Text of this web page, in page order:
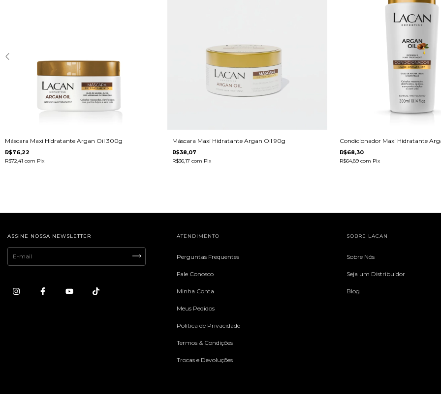
Máscara Maxi Hidratante Argan Oil 300g
R$76,22
R$72,41 com Pix
Máscara Maxi Hidratante Argan Oil 90g
R$38,07
R$36,17 com Pix
Condicionador Maxi Hidratante
R$68,30
R$64,89 com Pix
ASSINE NOSSA NEWSLETTER ATENDIMENTO
Perguntas Frequentes
Fale Conosco
Minha Conta
Meus Pedidos
Política de Privacidade
Termos & Condições
Trocas e Devoluções
SOBRE LACAN
Sobre Nós
Seja um Distribuidor
Blog